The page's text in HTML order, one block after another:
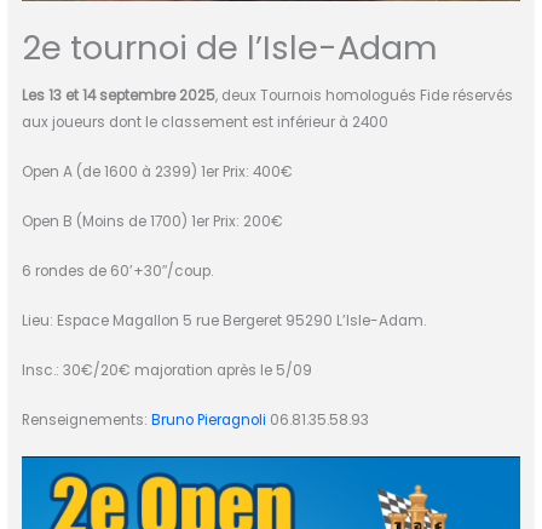
2e tournoi de l’Isle-Adam
Les 13 et 14 septembre 2025, deux Tournois homologués Fide réservés
aux joueurs dont le classement est inférieur à 2400
Open A (de 1600 à 2399) 1er Prix: 400€
Open B (Moins de 1700) 1er Prix: 200€
6 rondes de 60’+30″/coup.
Lieu: Espace Magallon 5 rue Bergeret 95290 L’Isle-Adam.
Insc.: 30€/20€ majoration après le 5/09
Renseignements:Bruno Pieragnoli 06.81.35.58.93